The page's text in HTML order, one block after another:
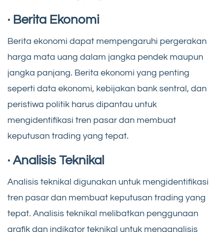
· Berita Ekonomi
Berita ekonomi dapat mempengaruhi pergerakan
harga mata uang dalam jangka pendek maupun
jangka panjang. Berita ekonomi yang penting
seperti data ekonomi, kebijakan bank sentral, dan
peristiwa politik harus dipantau untuk
mengidentifikasi tren pasar dan membuat
keputusan trading yang tepat.
· Analisis Teknikal
Analisis teknikal digunakan untuk mengidentifikasi
tren pasar dan membuat keputusan trading yang
tepat. Analisis teknikal melibatkan penggunaan
grafik dan indikator teknikal untuk menganalisis